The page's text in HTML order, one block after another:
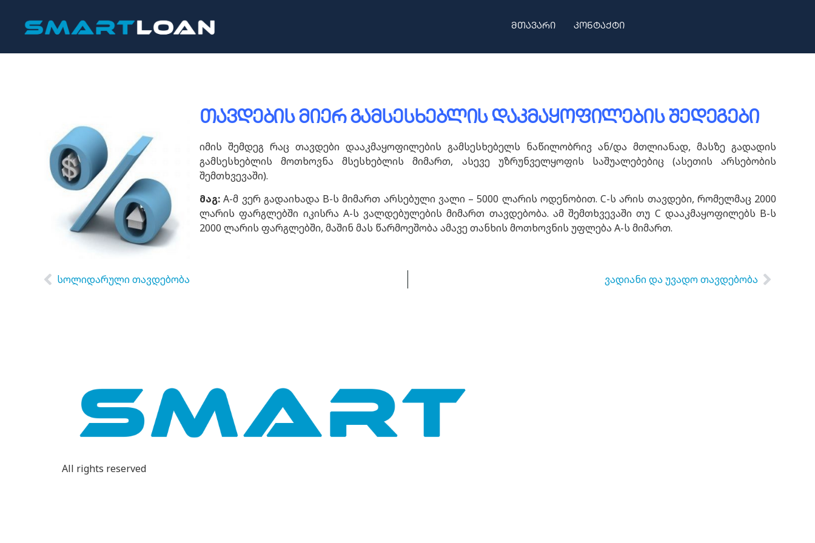
მთავარი კონტაქტი
თავდების მიერ გამსესხებლის დაკმაყოფილების შედეგები
იმის შემდეგ რაც თავდები დააკმაყოფილების გამსესხებელს ნაწილობრივ ან/და მთლიანად, მასზე გადადის
გამსესხებლის მოთხოვნა მსესხებლის მიმართ, ასევე უზრუნველყოფის საშუალებებიც (ასეთის არსებობის
შემთხვევაში).
მაგ: A-მ ვერ გადაიხადა B-ს მიმართ არსებული ვალი – 5000 ლარის ოდენობით. C-ს არის თავდები, რომელმაც 2000
ლარის ფარგლებში იკისრა A-ს ვალდებულების მიმართ თავდებობა. ამ შემთხვევაში თუ C დააკმაყოფილებს B-ს
2000 ლარის ფარგლებში, მაშინ მას წარმოეშობა ამავე თანხის მოთხოვნის უფლება A-ს მიმართ.
სოლიდარული თავდებობა ვადიანი და უვადო თავდებობა
All rights reserved